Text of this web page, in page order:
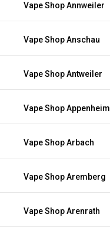
Vape Shop Annweiler
Vape Shop Anschau
Vape Shop Antweiler
Vape Shop Appenheim
Vape Shop Arbach
Vape Shop Aremberg
Vape Shop Arenrath